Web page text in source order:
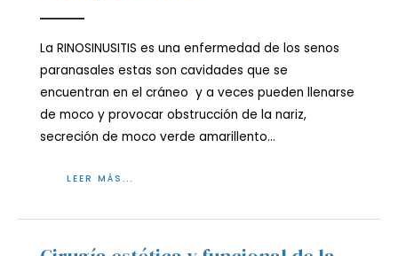
La RINOSINUSITIS es una enfermedad de los senos
paranasales estas son cavidades que se
encuentran en el cráneo y a veces pueden llenarse
de moco y provocar obstrucción de la nariz,
secreción de moco verde amarillento…
LEER MÁS...